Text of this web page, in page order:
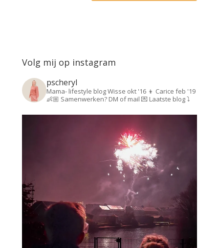
Volg mij op instagram
pscheryl
Mama- lifestyle blogWisse okt '16 👦 Carice feb '19
👶🏼 Samenwerken? DM of mail 💌Laatste blog ⤵️